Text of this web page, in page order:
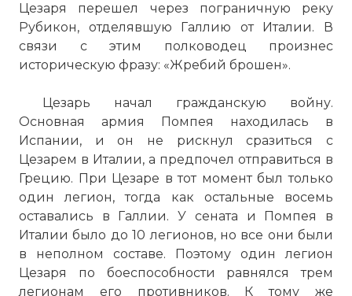
Цезаря перешел через пограничную реку
Рубикон, отделявшую Галлию от Италии. В
связи с этим полководец произнес
историческую фразу: «Жребий брошен».
Цезарь начал гражданскую войну.
Основная армия Помпея находилась в
Испании, и он не рискнул сразиться с
Цезарем в Италии, а предпочел отправиться в
Грецию. При Цезаре в тот момент был только
один легион, тогда как остальные восемь
оставались в Галлии. У сената и Помпея в
Италии было до 10 легионов, но все они были
в неполном составе. Поэтому один легион
Цезаря по боеспособности равнялся трем
легионам его противников. К тому же